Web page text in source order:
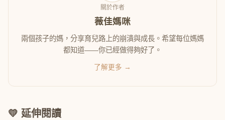
關於作者
薇佳媽咪
兩個孩子的媽，分享育兒路上的崩潰與成長。希望每位媽媽
都知道——你已經做得夠好了。
了解更多 →
💛 延伸閱讀